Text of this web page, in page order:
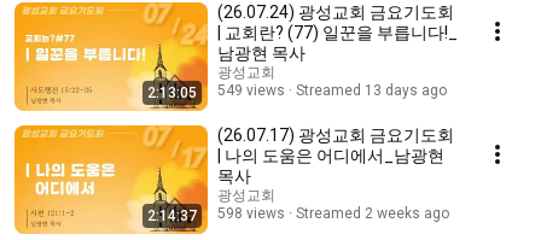
2:13:05
(26.07.24) 광성교회 금요기도회
| 교회란? (77) 일꾼을 부릅니다!_
남광현 목사
광성교회
549 views
Streamed 13 days ago
2:14:37
(26.07.17) 광성교회 금요기도회
| 나의 도움은 어디에서_남광현
목사
광성교회
598 views
Streamed 2 weeks ago